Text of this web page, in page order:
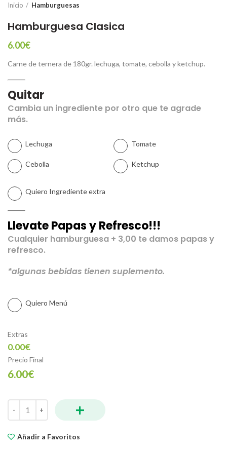
Inicio Hamburguesas
Hamburguesa Clasica
6.00€
Carne de ternera de 180gr. lechuga, tomate, cebolla y ketchup.
Quitar
Cambia un ingrediente por otro que te agrade
más.
Lechuga Tomate
Cebolla Ketchup
Quiero Ingrediente extra
Llevate Papas y Refresco!!!
Cualquier hamburguesa + 3,00 te damos papas y
refresco.
*algunas bebidas tienen suplemento.
Quiero Menú
Extras
0.00€
Precio Final
6.00€
Hamburguesa Clasica cantidad
+
Añadir a Favoritos